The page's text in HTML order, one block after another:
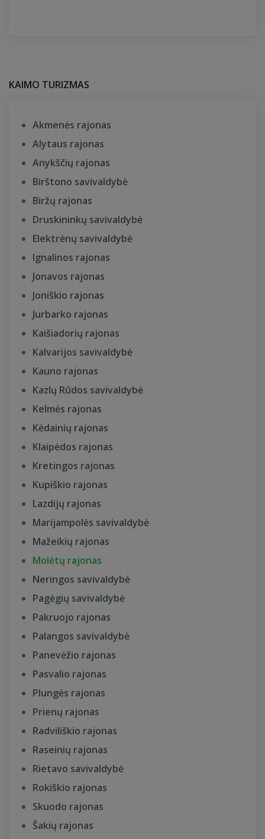
KAIMO TURIZMAS
Akmenės rajonas
Alytaus rajonas
Anykščių rajonas
Birštono savivaldybė
Biržų rajonas
Druskininkų savivaldybė
Elektrėnų savivaldybė
Ignalinos rajonas
Jonavos rajonas
Joniškio rajonas
Jurbarko rajonas
Kaišiadorių rajonas
Kalvarijos savivaldybė
Kauno rajonas
Kazlų Rūdos savivaldybė
Kelmės rajonas
Kėdainių rajonas
Klaipėdos rajonas
Kretingos rajonas
Kupiškio rajonas
Lazdijų rajonas
Marijampolės savivaldybė
Mažeikių rajonas
Molėtų rajonas
Neringos savivaldybė
Pagėgių savivaldybė
Pakruojo rajonas
Palangos savivaldybė
Panevėžio rajonas
Pasvalio rajonas
Plungės rajonas
Prienų rajonas
Radviliškio rajonas
Raseinių rajonas
Rietavo savivaldybė
Rokiškio rajonas
Skuodo rajonas
Šakių rajonas